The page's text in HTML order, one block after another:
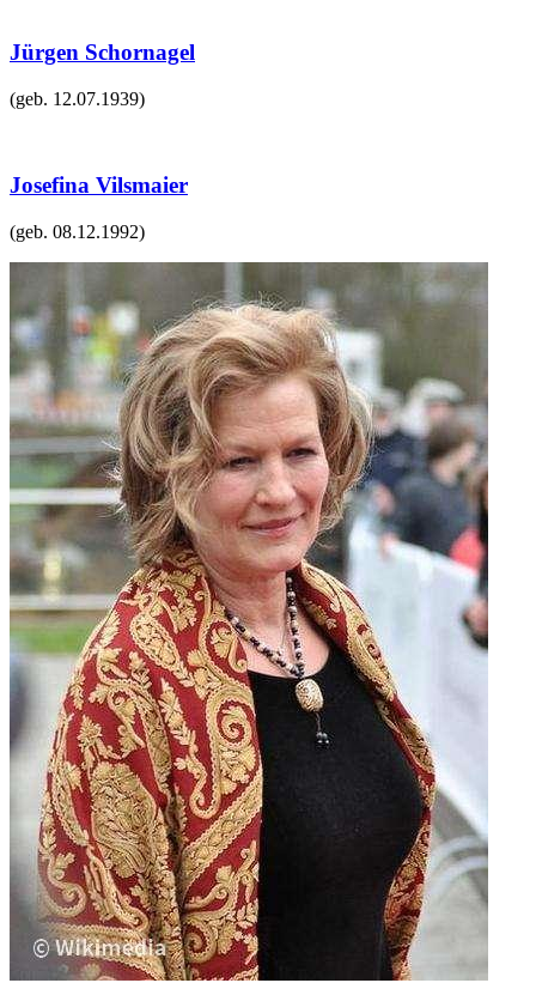
Jürgen Schornagel
(geb. 12.07.1939)
Josefina Vilsmaier
(geb. 08.12.1992)